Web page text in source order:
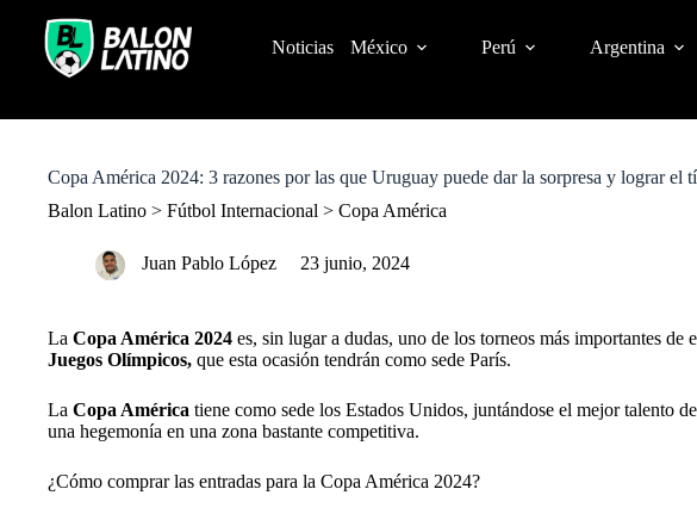
o
Noticias México Perú Argentina
Copa América 2024: 3 razones por las que Uruguay puede dar la sorpresa y lograr el
Balon Latino > Fútbol Internacional > Copa América
Juan Pablo López 23 junio, 2024
La Copa América 2024 es, sin lugar a dudas, uno de los torneos más importantes de
Juegos Olímpicos, que esta ocasión tendrán como sede París.
La Copa América tiene como sede los Estados Unidos, juntándose el mejor talento
una hegemonía en una zona bastante competitiva.
¿Cómo comprar las entradas para la Copa América 2024?